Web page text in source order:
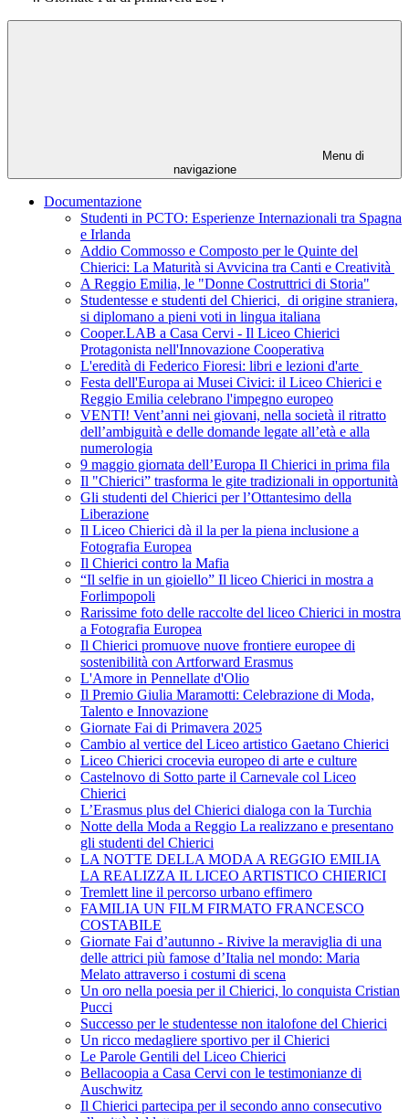
Menu di
navigazione
Documentazione
Studenti in PCTO: Esperienze Internazionali tra Spagna
e Irlanda
Addio Commosso e Composto per le Quinte del
Chierici: La Maturità si Avvicina tra Canti e Creatività
A Reggio Emilia, le "Donne Costruttrici di Storia"
Studentesse e studenti del Chierici, di origine straniera,
si diplomano a pieni voti in lingua italiana
Cooper.LAB a Casa Cervi - Il Liceo Chierici
Protagonista nell'Innovazione Cooperativa
L'eredità di Federico Fioresi: libri e lezioni d'arte
Festa dell'Europa ai Musei Civici: il Liceo Chierici e
Reggio Emilia celebrano l'impegno europeo
VENTI! Vent’anni nei giovani, nella società il ritratto
dell’ambiguità e delle domande legate all’età e alla
numerologia
9 maggio giornata dell’Europa Il Chierici in prima fila
Il "Chierici” trasforma le gite tradizionali in opportunità
Gli studenti del Chierici per l’Ottantesimo della
Liberazione
Il Liceo Chierici dà il la per la piena inclusione a
Fotografia Europea
Il Chierici contro la Mafia
“Il selfie in un gioiello” Il liceo Chierici in mostra a
Forlimpopoli
Rarissime foto delle raccolte del liceo Chierici in mostra
a Fotografia Europea
Il Chierici promuove nuove frontiere europee di
sostenibilità con Artforward Erasmus
L'Amore in Pennellate d'Olio
Il Premio Giulia Maramotti: Celebrazione di Moda,
Talento e Innovazione
Giornate Fai di Primavera 2025
Cambio al vertice del Liceo artistico Gaetano Chierici
Liceo Chierici crocevia europeo di arte e culture
Castelnovo di Sotto parte il Carnevale col Liceo
Chierici
L’Erasmus plus del Chierici dialoga con la Turchia
Notte della Moda a Reggio La realizzano e presentano
gli studenti del Chierici
LA NOTTE DELLA MODA A REGGIO EMILIA
LA REALIZZA IL LICEO ARTISTICO CHIERICI
Tremlett line il percorso urbano effimero
FAMILIA UN FILM FIRMATO FRANCESCO
COSTABILE
Giornate Fai d’autunno - Rivive la meraviglia di una
delle attrici più famose d’Italia nel mondo: Maria
Melato attraverso i costumi di scena
Un oro nella poesia per il Chierici, lo conquista Cristian
Pucci
Successo per le studentesse non italofone del Chierici
Un ricco medagliere sportivo per il Chierici
Le Parole Gentili del Liceo Chierici
Bellacoopia a Casa Cervi con le testimonianze di
Auschwitz
Il Chierici partecipa per il secondo anno consecutivo